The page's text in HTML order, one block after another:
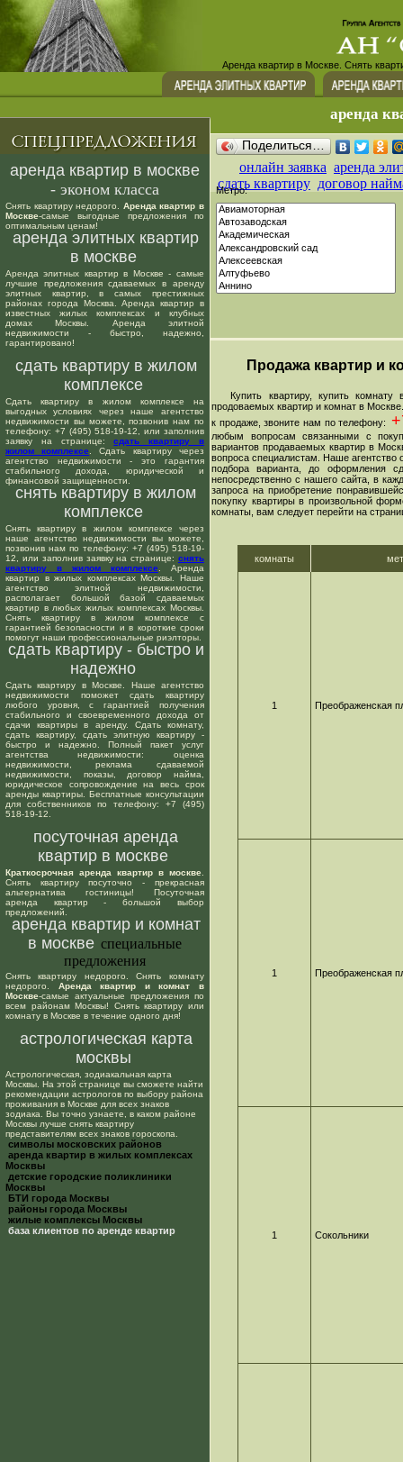
Аренда квартир в Москве. Снять
аренда
аренда квартир в москве
- эконом класса
Снять квартиру недорого. Аренда квартир в
Москве-самые выгодные предложения по
оптимальным ценам!
аренда элитных квартир
в москве
Аренда элитных квартир в Москве - самые
лучшие предложения сдаваемых в аренду
элитных квартир, в самых престижных
районах города Москва. Аренда квартир в
известных жилых комплексах и клубных
домах Москвы. Аренда элитной
недвижимости - быстро, надежно,
гарантировано!
сдать квартиру в жилом
комплексе
Сдать квартиру в жилом комплексе на
выгодных условиях через наше агентство
недвижимости вы можете, позвонив нам по
телефону: +7 (495) 518-19-12, или заполнив
заявку на странице:сдать квартиру в
жилом комплексе . Сдать квартиру через
агентство недвижимости - это гарантия
стабильного дохода, юридической и
финансовой защищенности.
снять квартиру в жилом
комплексе
Снять квартиру в жилом комплексе через
наше агентство недвижимости вы можете,
позвонив нам по телефону: +7 (495) 518-19-
12, или заполнив заявку на странице: снять
квартиру в жилом комплексе . Аренда
квартир в жилых комплексах Москвы. Наше
агентство элитной недвижимости,
располагает большой базой сдаваемых
квартир в любых жилых комплексах Москвы.
Снять квартиру в жилом комплексе с
гарантией безопасности и в короткие сроки
помогут наши профессиональные риэлторы.
сдать квартиру - быстро и
надежно
Сдать квартиру в Москве. Наше агентство
недвижимости поможет сдать квартиру
любого уровня, с гарантией получения
стабильного и своевременного дохода от
сдачи квартиры в аренду. Сдать комнату,
сдать квартиру, сдать элитную квартиру -
быстро и надежно. Полный пакет услуг
агентства недвижимости: оценка
недвижимости, реклама сдаваемой
недвижимости, показы, договор найма,
юридическое сопровождение на весь срок
аренды квартиры. Бесплатные консультации
для собственников по телефону: +7 (495)
518-19-12.
посуточная аренда
квартир в москве
Краткосрочная аренда квартир в москве
Снять квартиру посуточно - прекрасная
альтернатива гостиницы! Посуточная
аренда квартир - большой выбор
предложений.
аренда квартир и комнат
в москве специальные
предложения
Снять квартиру недорого. Снять комнату
недорого. Аренда квартир и комнат в
Москве-самые актуальные предложения по
всем районам Москвы! Снять квартиру или
комнату в Москве в течение одного дня!
астрологическая карта
москвы
Астрологическая, зодиакальная карта
Москвы. На этой странице вы сможете найти
рекомендации астрологов по выбору района
проживания в Москве для всех знаков
зодиака. Вы точно узнаете, в каком районе
Москвы лучше снять квартиру
представителям всех знаков гороскопа.
cимволы московских районов
аренда квартир в жилых комплексах
Москвы
детские городские поликлиники
Москвы
БТИ города Москвы
районы города Москвы
жилые комплексы Москвы
база клиентов по аренде квартир
Поделиться…
онлайн заявка аренда
сдать квартиру договор
Метро:
Продажа квартир и
Купить квартиру, купить комнату
продоваемых квартир и комнат в
к продаже, звоните нам по телефону:
любым вопросам связанными с
вариантов продаваемых квартир в
вопроса специалистам. Наше агентство
подбора варианта, до оформления
непосредственно с нашего сайта, в
запроса на приобретение
покупку квартиры в произвольной
комнаты, вам следует перейти на
комнаты
1 Преображенская
1 Преображенская
1 Сокольники